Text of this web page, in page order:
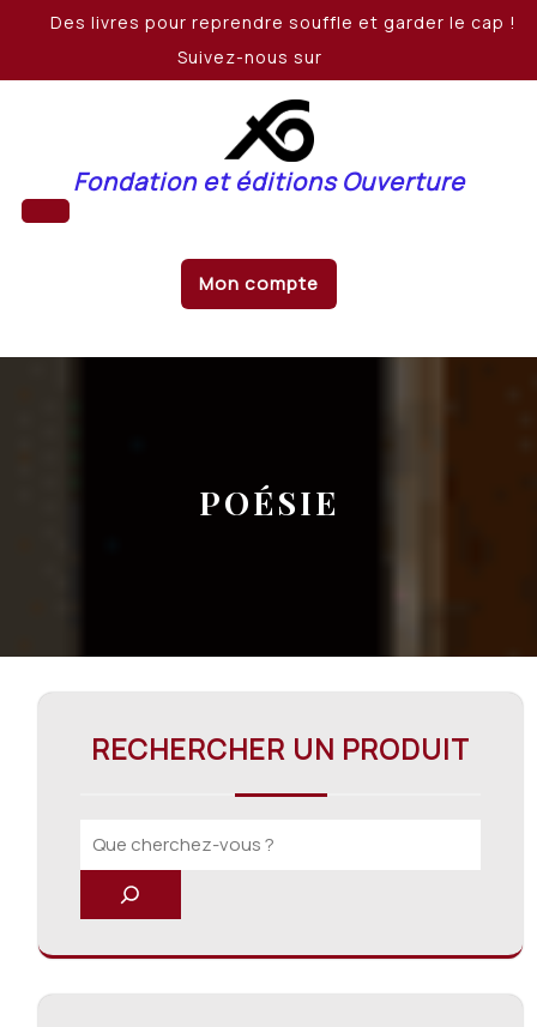
Des livres pour reprendre souffle et garder le cap !
Suivez-nous sur
Fondation et éditions Ouverture
Mon compte
POÉSIE
RECHERCHER UN PRODUIT